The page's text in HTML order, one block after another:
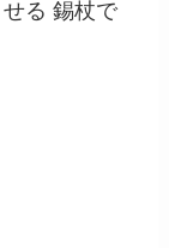
る 錫杖で